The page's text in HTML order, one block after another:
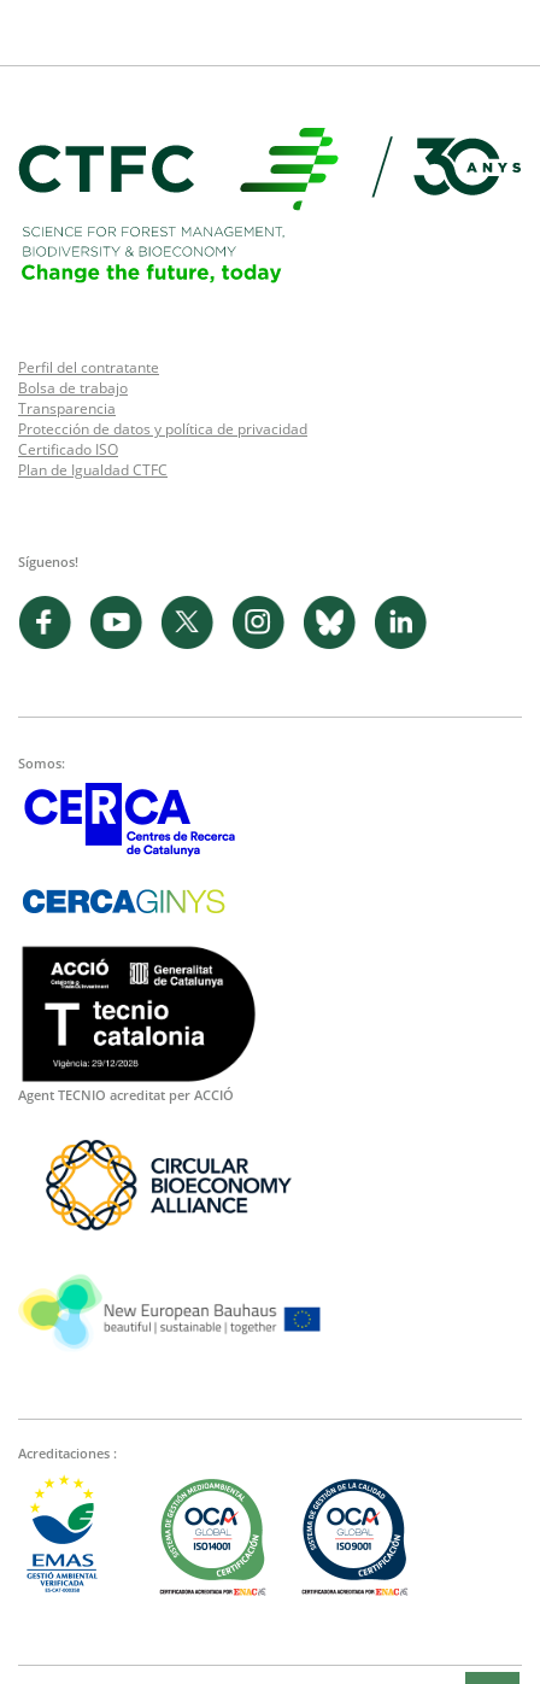
Perfil del contratante
Bolsa de trabajo
Transparencia
Protección de datos y política de privacidad
Certificado ISO
Plan de Igualdad CTFC
Síguenos!
Somos:
Agent TECNIO acreditat per ACCIÓ
Acreditaciones :